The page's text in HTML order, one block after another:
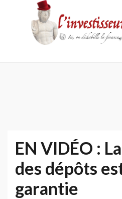
EN VIDÉO :
des dépôts
garantie